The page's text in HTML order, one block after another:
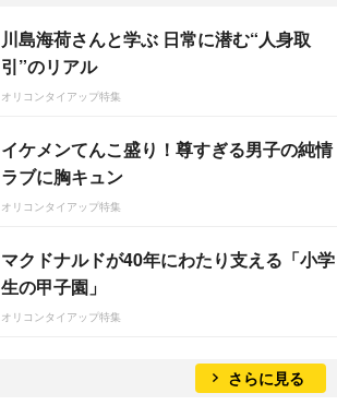
川島海荷さんと学ぶ 日常に潜む“人身取
引”のリアル
オリコンタイアップ特集
イケメンてんこ盛り！尊すぎる男子の純情
ラブに胸キュン
オリコンタイアップ特集
マクドナルドが40年にわたり支える「小学
生の甲子園」
オリコンタイアップ特集
さらに見る